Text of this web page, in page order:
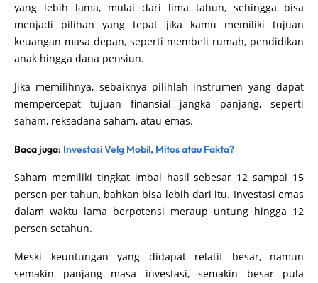
yang lebih lama, mulai dari lima tahun, sehingga bisa
menjadi pilihan yang tepat jika kamu memiliki tujuan
keuangan masa depan, seperti membeli rumah, pendidikan
anak hingga dana pensiun.
Jika memilihnya, sebaiknya pilihlah instrumen yang dapat
mempercepat tujuan finansial jangka panjang, seperti
saham, reksadana saham, atau emas.
Baca juga: Investasi Velg Mobil, Mitos atau Fakta?
Saham memiliki tingkat imbal hasil sebesar 12 sampai 15
persen per tahun, bahkan bisa lebih dari itu. Investasi emas
dalam waktu lama berpotensi meraup untung hingga 12
persen setahun.
Meski keuntungan yang didapat relatif besar, namun
semakin panjang masa investasi, semakin besar pula